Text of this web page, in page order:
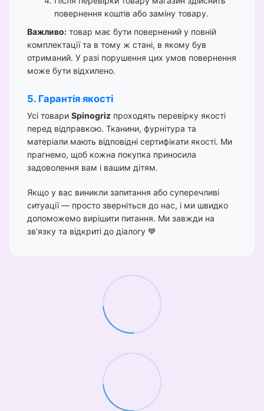
повернення коштів або заміну товару.
Важливо: товар має бути повернений у повній
комплектації та в тому ж стані, в якому був
отриманий. У разі порушення цих умов повернення
може бути відхилено.
5. Гарантія якості
Усі товари Spinogriz проходять перевірку якості
перед відправкою. Тканини, фурнітура та
матеріали мають відповідні сертифікати якості. Ми
прагнемо, щоб кожна покупка приносила
задоволення вам і вашим дітям.
Якщо у вас виникли запитання або суперечливі
ситуації — просто зверніться до нас, і ми швидко
допоможемо вирішити питання. Ми завжди на
зв’язку та відкриті до діалогу 💙